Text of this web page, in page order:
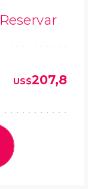
Reservar
US$207,8